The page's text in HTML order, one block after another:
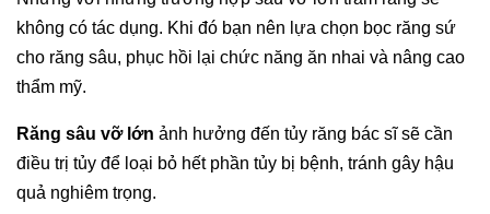
không có tác dụng. Khi đó bạn nên lựa chọn bọc răng sứ
cho răng sâu, phục hồi lại chức năng ăn nhai và nâng cao
thẩm mỹ.
Răng sâu vỡ lớn ảnh hưởng đến tủy răng bác sĩ sẽ cần
điều trị tủy để loại bỏ hết phần tủy bị bệnh, tránh gây hậu
quả nghiêm trọng.